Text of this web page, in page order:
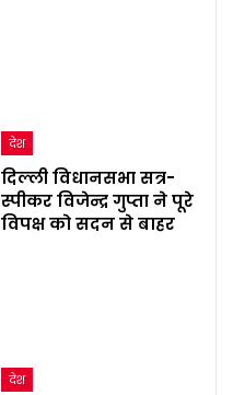
देश
दिल्ली विधानसभा सत्र-
स्पीकर विजेन्द्र गुप्ता ने पूरे
विपक्ष को सदन से बाहर
देश